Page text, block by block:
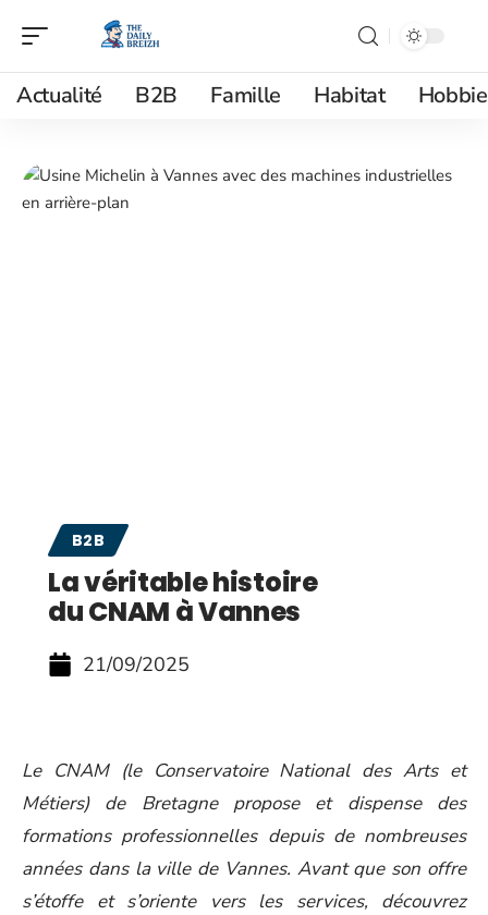
Actualité B2B Famille Habitat
B2B
La véritable histoire
du CNAM à Vannes
21/09/2025
Le CNAM (le Conservatoire National des Arts et
Métiers) de Bretagne propose et dispense des
formations professionnelles depuis de nombreuses
années dans la ville de Vannes. Avant que son offre
s’étoffe et s’oriente vers les services, découvrez